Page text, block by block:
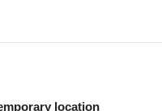
location